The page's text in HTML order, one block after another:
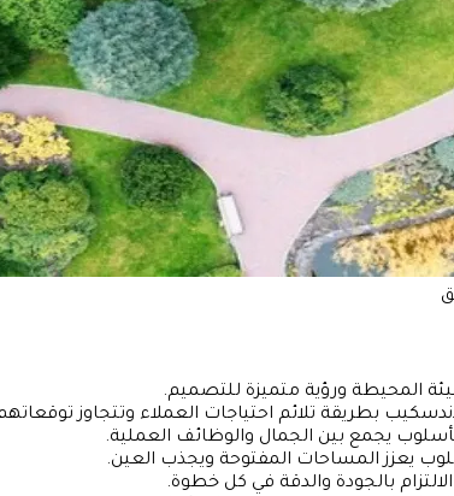
المحيطة ورؤية متميزة للتصميم.
بطريقة تلائم احتياجات العملاء وتتجاوز
يجمع بين الجمال والوظائف العملية.
يعزز المساحات المفتوحة ويجذب العين.
بالجودة والدقة في كل خطوة.